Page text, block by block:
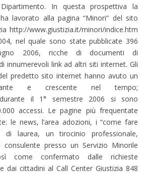
Dipartimento. In questa prospettiva la
lavorato alla pagina “Minori” del sito
http://www.giustizia.it/minori/indice.htm
nel quale sono state pubblicate 396
2006, ricche di documenti di
innumerevoli link ad altri siti internet. Gli
predetto sito internet hanno avuto un
e crescente nel tempo;
durante il 1° semestre 2006 si sono
accessi. Le pagine più frequentate
le news, l’area adozioni, i “come fare
laurea, un tirocinio professionale,
consulente presso un Servizio Minorile
come confermato dalle richieste
dai cittadini al Call Center Giustizia 848